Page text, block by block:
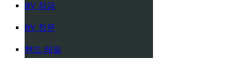
RV 잠금
RV 창문
핸드 레일